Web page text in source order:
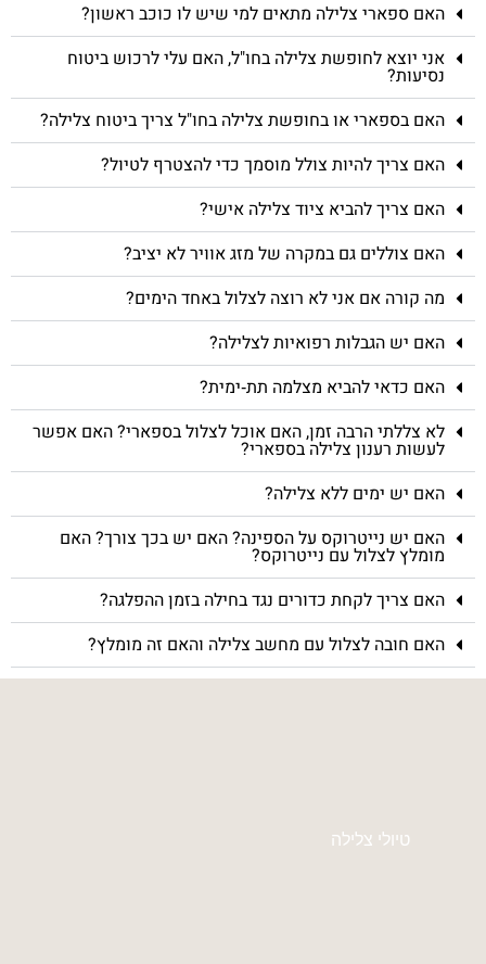
האם ספארי צלילה מתאים למי שיש לו כוכב ראשון?
אני יוצא לחופשת צלילה בחו"ל, האם עלי לרכוש ביטוח
נסיעות?
האם בספארי או בחופשת צלילה בחו"ל צריך ביטוח צלילה?
האם צריך להיות צולל מוסמך כדי להצטרף לטיול?
האם צריך להביא ציוד צלילה אישי?
האם צוללים גם במקרה של מזג אוויר לא יציב?
מה קורה אם אני לא רוצה לצלול באחד הימים?
האם יש הגבלות רפואיות לצלילה?
האם כדאי להביא מצלמה תת‑ימית?
לא צללתי הרבה זמן, האם אוכל לצלול בספארי? האם אפשר
לעשות רענון צלילה בספארי?
האם יש ימים ללא צלילה?
האם יש נייטרוקס על הספינה? האם יש בכך צורך? האם
מומלץ לצלול עם נייטרוקס?
האם צריך לקחת כדורים נגד בחילה בזמן ההפלגה?
האם חובה לצלול עם מחשב צלילה והאם זה מומלץ?
טיולי צלילה